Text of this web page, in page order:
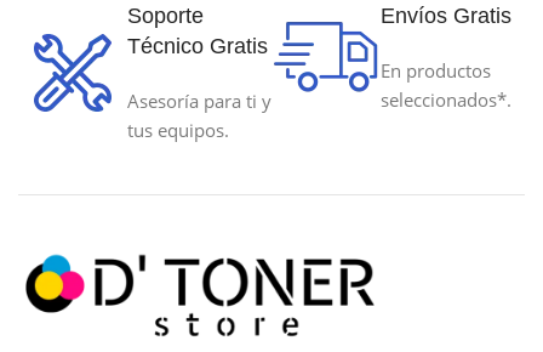
Soporte
Técnico Gratis
Asesoría para ti y
tus equipos.
Envíos Gratis
En productos
seleccionados*.